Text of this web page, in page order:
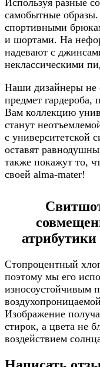
Используя разные
самобытные
спортивными
и шортами. На
надевают с
неклассическими
Наши дизайнеры не
предмет гардероба,
Вам коллекцию
станут
с университетской
оставят
также покажут то,
своей alma-mater!
Стопроцентный
поэтому мы его
износоустойчивым
Изображение
стирок, а цвета не
воздействием